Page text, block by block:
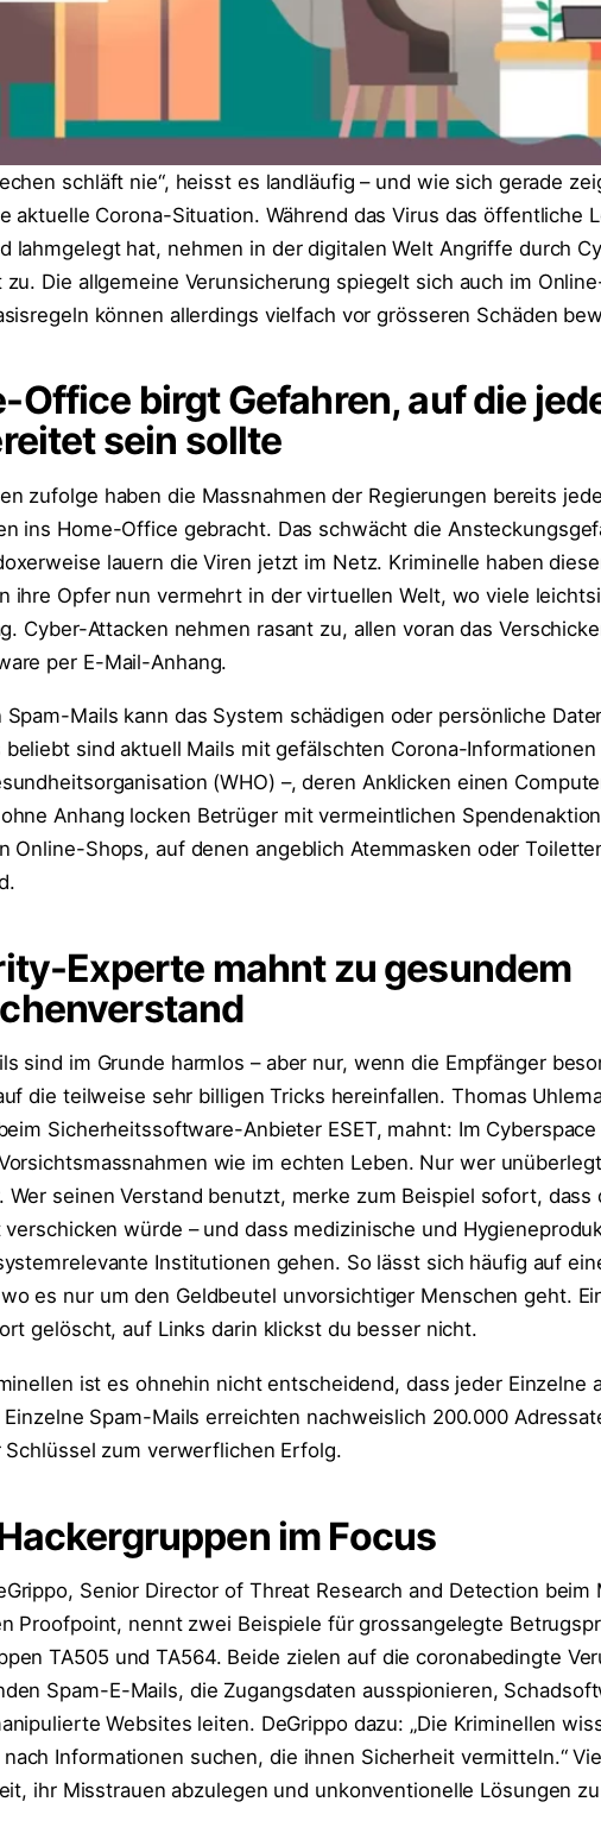
schläft nie“, heisst es landläufig – und wie sich gerade
aktuelle Corona-Situation. Während das Virus das öffentliche
lahmgelegt hat, nehmen in der digitalen Welt Angriffe durch
zu. Die allgemeine Verunsicherung spiegelt sich auch im
können allerdings vielfach vor grösseren Schäden
Office birgt Gefahren, auf die
sein sollte
zufolge haben die Massnahmen der Regierungen bereits
ins Home-Office gebracht. Das schwächt die
lauern die Viren jetzt im Netz. Kriminelle haben
ihre Opfer nun vermehrt in der virtuellen Welt, wo viele
Cyber-Attacken nehmen rasant zu, allen voran das
per E-Mail-Anhang.
Spam-Mails kann das System schädigen oder persönliche
beliebt sind aktuell Mails mit gefälschten Corona-Informationen
(WHO) –, deren Anklicken einen
Anhang locken Betrüger mit vermeintlichen
Online-Shops, auf denen angeblich Atemmasken oder
Experte mahnt zu gesundem
sind im Grunde harmlos – aber nur, wenn die Empfänger
die teilweise sehr billigen Tricks hereinfallen. Thomas
Sicherheitssoftware-Anbieter ESET, mahnt: Im
wie im echten Leben. Nur wer
Wer seinen Verstand benutzt, merke zum Beispiel sofort, dass
verschicken würde – und dass medizinische und
Institutionen gehen. So lässt sich häufig auf
es nur um den Geldbeutel unvorsichtiger Menschen geht.
gelöscht, auf Links darin klickst du besser nicht.
ist es ohnehin nicht entscheidend, dass jeder Einzelne
Spam-Mails erreichten nachweislich 200.000
Schlüssel zum verwerflichen Erfolg.
im Focus
Senior Director of Threat Research and Detection
Proofpoint, nennt zwei Beispiele für grossangelegte
TA505 und TA564. Beide zielen auf die coronabedingte
Spam-E-Mails, die Zugangsdaten ausspionieren,
Websites leiten. DeGrippo dazu: „Die Kriminellen
Informationen suchen, die ihnen Sicherheit vermitteln.“
ihr Misstrauen abzulegen und unkonventionelle Lösungen